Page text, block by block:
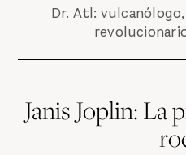
Dr. Atl:
Janis Joplin: La